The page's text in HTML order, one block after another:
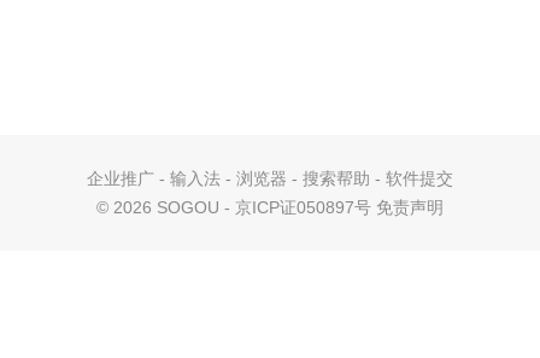
企业推广 - 输入法 - 浏览器 - 搜索帮助 - 软件提交
© 2026 SOGOU - 京ICP证050897号 免责声明